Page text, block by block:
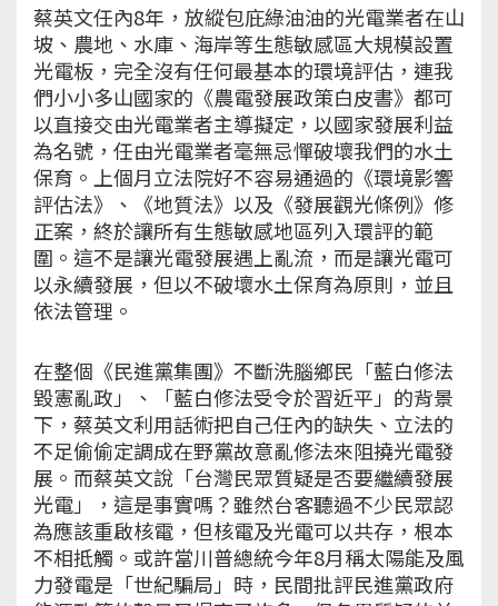
蔡英文任內8年，放縱包庇綠油油的光電業者在山
坡、農地、水庫、海岸等生態敏感區大規模設置
光電板，完全沒有任何最基本的環境評估，連我
們小小多山國家的《農電發展政策白皮書》都可
以直接交由光電業者主導擬定，以國家發展利益
為名號，任由光電業者毫無忌憚破壞我們的水土
保育。上個月立法院好不容易通過的《環境影響
評估法》、《地質法》以及《發展觀光條例》修
正案，終於讓所有生態敏感地區列入環評的範
圍。這不是讓光電發展遇上亂流，而是讓光電可
以永續發展，但以不破壞水土保育為原則，並且
依法管理。
在整個《民進黨集團》不斷洗腦鄉民「藍白修法
毀憲亂政」、「藍白修法受令於習近平」的背景
下，蔡英文利用話術把自己任內的缺失、立法的
不足偷偷定調成在野黨故意亂修法來阻撓光電發
展。而蔡英文說「台灣民眾質疑是否要繼續發展
光電」，這是事實嗎？雖然台客聽過不少民眾認
為應該重啟核電，但核電及光電可以共存，根本
不相抵觸。或許當川普總統今年8月稱太陽能及風
力發電是「世紀騙局」時，民間批評民進黨政府